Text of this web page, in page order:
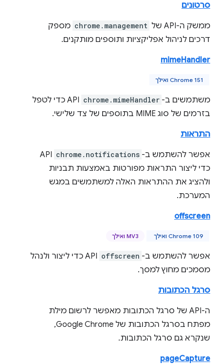
סרטונים
ממשק ה-API של chrome.management מספק
דרכים לניהול אפליקציות ותוספים מותקנים.
mimeHandler
Chrome 151 ואילך
משתמשים ב- chrome.mimeHandler
API כדי לטפל
בזרמים של סוג MIME בתוספים של צד שלישי.
התראות
אפשר להשתמש ב- chrome.notifications
API
כדי ליצור התראות מפורטות באמצעות תבניות
ולהציג את ההתראות האלה למשתמשים במגש
המערכת.
offscreen
Chrome 109 ואילך MV3 ואילך
אפשר להשתמש ב- offscreen
API כדי ליצור ולנהל
מסמכים מחוץ למסך.
סרגל הכתובות
ה-API של סרגל הכתובות מאפשר לרשום מילת
מפתח בסרגל הכתובות של Google Chrome,
שנקרא גם סרגל הכתובות.
pageCapture